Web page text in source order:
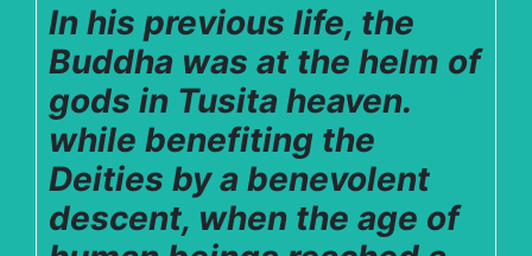
In his previous life, the
Buddha was at the helm of
gods in Tusita heaven.
while benefiting the
Deities by a benevolent
descent, when the age of